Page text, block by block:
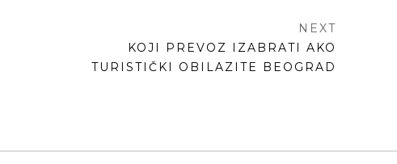
NEXT
NEXT
POST:
KOJI PREVOZ IZABRATI AKO
TURISTIČKI OBILAZITE BEOGRAD